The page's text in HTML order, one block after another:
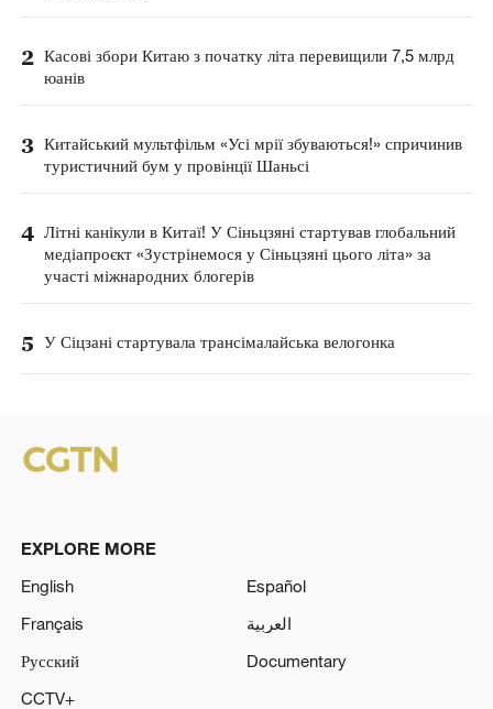
2 Касові збори Китаю з початку літа перевищили 7,5 млрд
юанів
3 Китайський мультфільм «Усі мрії збуваються!» спричинив
туристичний бум у провінції Шаньсі
4 Літні канікули в Китаї! У Сіньцзяні стартував глобальний
медіапроєкт «Зустрінемося у Сіньцзяні цього літа» за
участі міжнародних блогерів
5 У Сіцзані стартувала трансімалайська велогонка
EXPLORE MORE
English
Español
Français
العربية
Русский
Documentary
CCTV+